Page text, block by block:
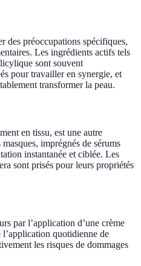
des préoccupations spécifiques,
Les ingrédients actifs tels
sont souvent
pour travailler en synergie, et
transformer la peau.
en tissu, est une autre
imprégnés de sérums
instantanée et ciblée. Les
sont prisés pour leurs propriétés
par l’application d’une crème
l’application quotidienne de
les risques de dommages